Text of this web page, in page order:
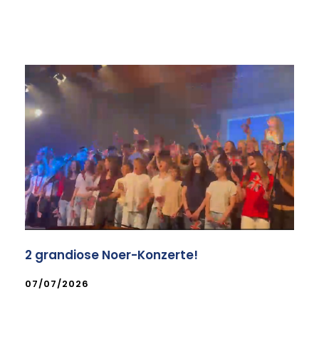
2 grandiose Noer-Konzerte!
07/07/2026